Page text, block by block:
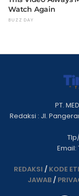
PT.
Redaksi : Jl.
REDAKSI / KODE
JAWAB/